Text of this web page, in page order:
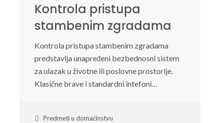
Kontrola pristupa
stambenim zgradama
Kontrola pristupa stambenim zgradama
predstavlja unapređeni bezbednosni sistem
za ulazak u životne ili poslovne prostorije.
Klasične brave i standardni intefoni…
Predmeti u domaćinstvu